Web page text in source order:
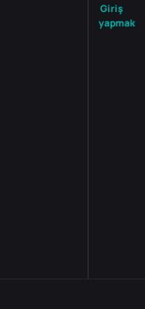
Giriş
yapmak